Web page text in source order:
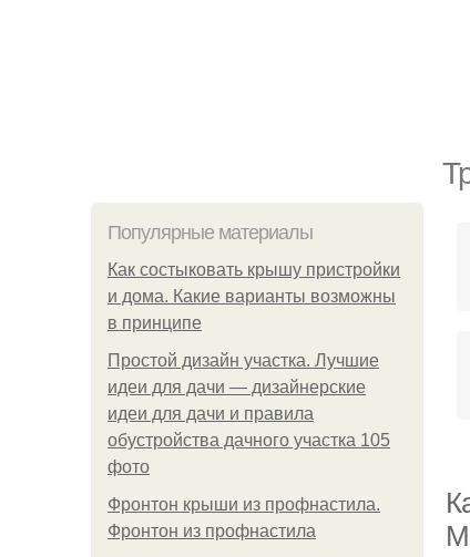
Популярные материалы
Как состыковать крышу пристройки
и дома. Какие варианты возможны
в принципе
Простой дизайн участка. Лучшие
идеи для дачи — дизайнерские
идеи для дачи и правила
обустройства дачного участка 105
фото
Фронтон крыши из профнастила.
Фронтон из профнастила